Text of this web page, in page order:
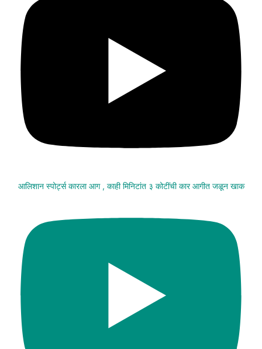
आलिशान स्पोर्ट्स कारला आग , काही मिनिटांत ३ कोटींची कार आगीत जळून खाक